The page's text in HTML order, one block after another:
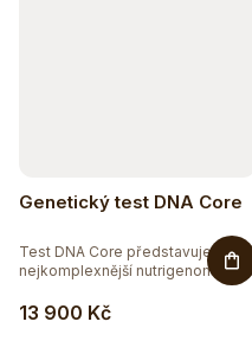
Genetický test DNA Core
13 900 Kč
Test DNA Core představuje
nejkomplexnější nutrigenomický